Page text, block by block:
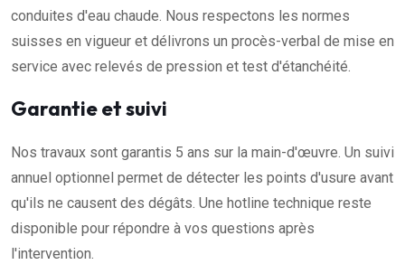
conduites d'eau chaude. Nous respectons les normes
suisses en vigueur et délivrons un procès-verbal de mise en
service avec relevés de pression et test d'étanchéité.
Garantie et suivi
Nos travaux sont garantis 5 ans sur la main-d'œuvre. Un suivi
annuel optionnel permet de détecter les points d'usure avant
qu'ils ne causent des dégâts. Une hotline technique reste
disponible pour répondre à vos questions après
l'intervention.